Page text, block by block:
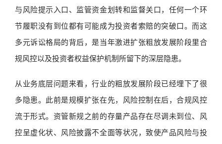
与风险提示入口、监管资金划转和监督关口，任何一个环
节履职没有到位都有可能成为投资者索赔的突破口。而这
多元诉讼格局的背后，是当年激进扩张粗放发展阶段里合
规风控以及投资者权益保护机制所留下的深层隐患。
从业务底层问题来看，行业的粗放发展阶段已经埋下了很
多隐患。此前是规模扩张在先，风险控制在后，合规风控
流于形式。资管新规之前的存量产品存在尽调未到位、风
控呈虚化状、风险披露不全面等状况，致使产品风险与投